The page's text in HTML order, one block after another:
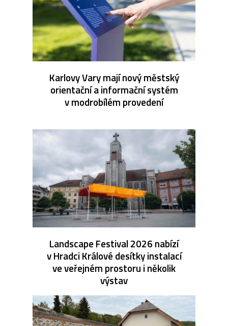
Karlovy Vary mají nový městský
orientační a informační systém
v modrobílém provedení
Landscape Festival 2026 nabízí
v Hradci Králové desítky instalací
ve veřejném prostoru i několik
výstav